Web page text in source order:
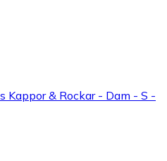
Kappor & Rockar - Dam - S -